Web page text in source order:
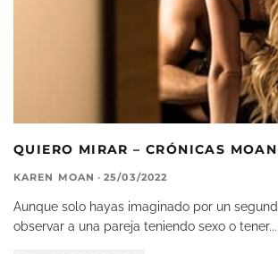
QUIERO MIRAR – CRÓNICAS
KAREN MOAN · 25/03/2022
Aunque solo hayas imaginado por un
observar a una pareja teniendo sexo o tener...